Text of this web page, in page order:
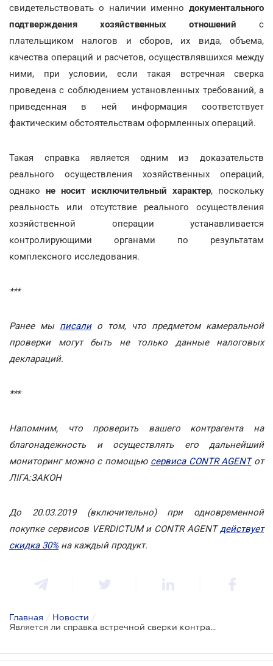
свидетельствовать о наличии именно документального
подтверждения хозяйственных отношений с
плательщиком налогов и сборов, их вида, объема,
качества операций и расчетов, осуществлявшихся между
ними, при условии, если такая встречная сверка
проведена с соблюдением установленных требований, а
приведенная в ней информация соответствует
фактическим обстоятельствам оформленных операций.
Такая справка является одним из доказательств
реального осуществления хозяйственных операций,
однако не носит исключительный характер, поскольку
реальность или отсутствие реального осуществления
хозяйственной операции устанавливается
контролирующими органами по результатам
комплексного исследования.
***
Ранее мы писалио том, что предметом камеральной
проверки могут быть не только данные налоговых
деклараций.
***
Напомним, что проверить вашего контрагента на
благонадежность и осуществлять его дальнейший
мониторинг можно с помощью сервиса CONTR AGENTот
ЛІГА:ЗАКОН
До 20.03.2019 (включительно) при одновременной
покупке сервисов VERDICTUM и CONTR AGENTдействует
скидка 30% на каждый продукт.
Главная / Новости /
Является ли справка встречной сверки контрагента подтверждением осуществления операций?